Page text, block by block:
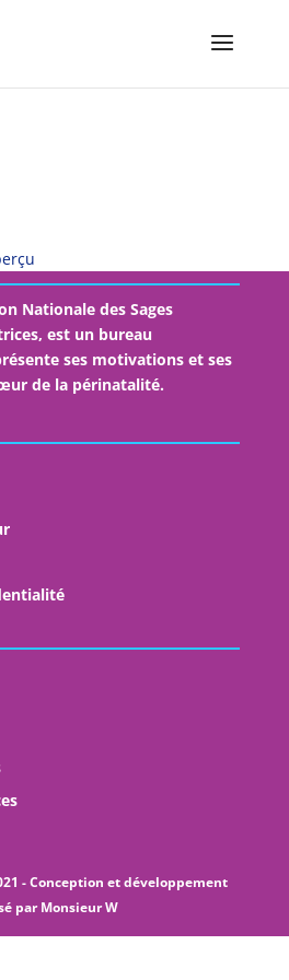
de-vente-2024-VF-
Nationale des Sages
est un bureau
ses motivations et ses
de la périnatalité.
- Conception et développement
parMonsieur W